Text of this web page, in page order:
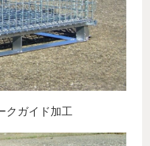
ガイド加工